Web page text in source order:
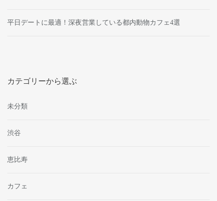
平日デートに最適！深夜営業している都内動物カフェ4選
カテゴリーから選ぶ
未分類
渋谷
恵比寿
カフェ